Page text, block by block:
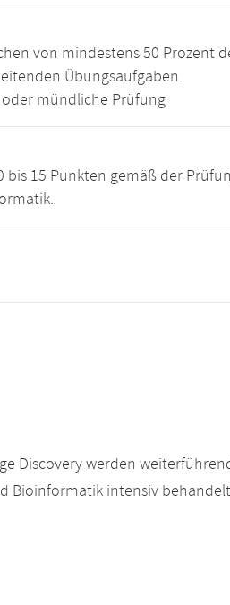
von mindestens 50 Prozent
Übungsaufgaben.
mündliche Prüfung
bis 15 Punkten gemäß der
Discovery werden
Bioinformatik intensiv